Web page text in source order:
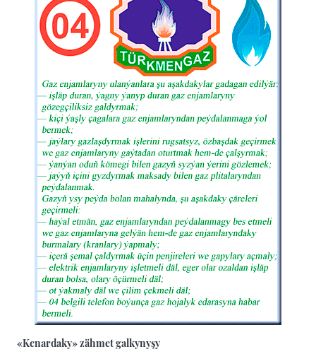
«Kenardaky» zähmet galkynyşy